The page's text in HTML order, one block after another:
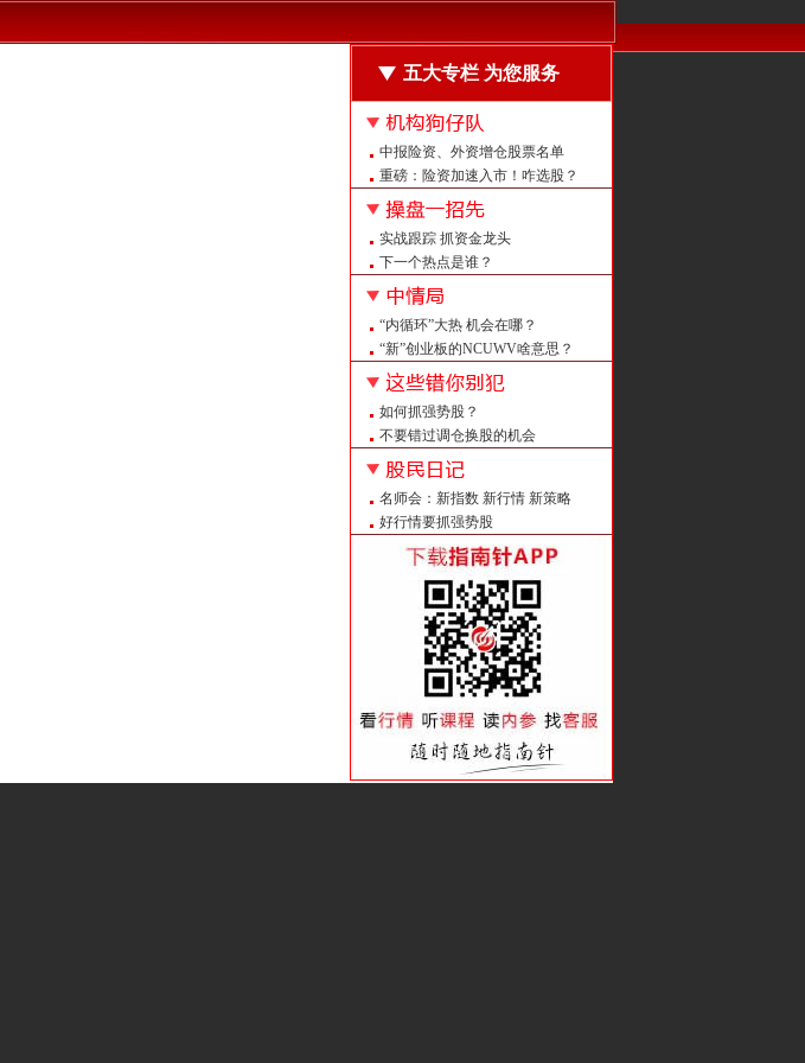
五大专栏 为您服务
中报险资、外资增仓股票名单
重磅：险资加速入市！咋选股？
震荡中什么样的股票机会大？
强者恒强的股票长啥样？
回购龙头怎么抓？
实战跟踪 抓资金龙头
下一个热点是谁？
量平价平后如何定买点？
量增价升后如何不涨反跌？
强者恒强 紧跟热点抓牛股
“内循环”大热 机会在哪？
“新”创业板的NCUWV啥意思？
重磅！上证大修 意义何在？
注意：创业板中报预告改了！
A股白马大盘点 看看都有谁？
如何抓强势股？
不要错过调仓换股的机会
警惕 证监会曝光258家非法平台
给喻同学的回信
怎么抓潜伏牛股？
名师会：新指数 新行情 新策略
好行情要抓强势股
看准趋势 赚足波段
潜伏吸筹的类型后劲大
借趋势的力会赚更多